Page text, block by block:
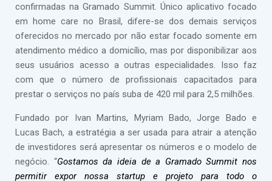
confirmadas na Gramado Summit. Único aplicativo focado
em home care no Brasil, difere-se dos demais serviços
oferecidos no mercado por não estar focado somente em
atendimento médico a domicílio, mas por disponibilizar aos
seus usuários acesso a outras especialidades. Isso faz
com que o número de profissionais capacitados para
prestar o serviços no país suba de 420 mil para 2,5 milhões.
Fundado por Ivan Martins, Myriam Bado, Jorge Bado e
Lucas Bach, a estratégia a ser usada para atrair a atenção
de investidores será apresentar os números e o modelo de
negócio. “Gostamos da ideia de a Gramado Summit nos
permitir expor nossa startup e projeto para todo o